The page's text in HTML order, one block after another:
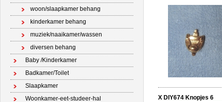
woon/slaapkamer behang
kinderkamer behang
muziek/naaikamer/wassen
diversen behang
Baby /Kinderkamer
Badkamer/Toilet
Slaapkamer
Woonkamer-eet-studeer-hal
X DIY674 Knopjes 6